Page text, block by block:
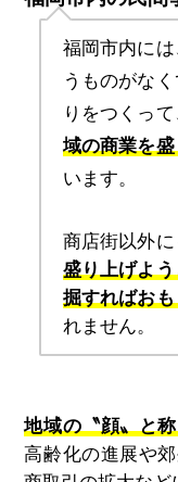
福岡市内に
うものがな
りをつくっ
域の商業を
います。
商店街以外
盛り上げよ
掘すればお
れません。
地域の〝顔〟と
高齢化の進展や